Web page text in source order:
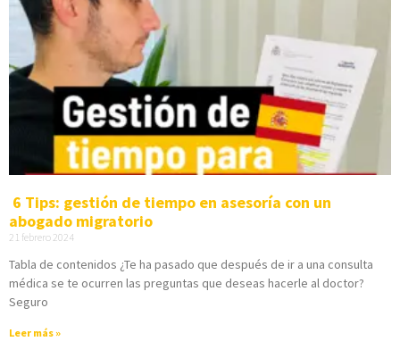
6 Tips: gestión de tiempo en asesoría con un
abogado migratorio
21 febrero 2024
Tabla de contenidos ¿Te ha pasado que después de ir a una consulta
médica se te ocurren las preguntas que deseas hacerle al doctor?
Seguro
Leer más »